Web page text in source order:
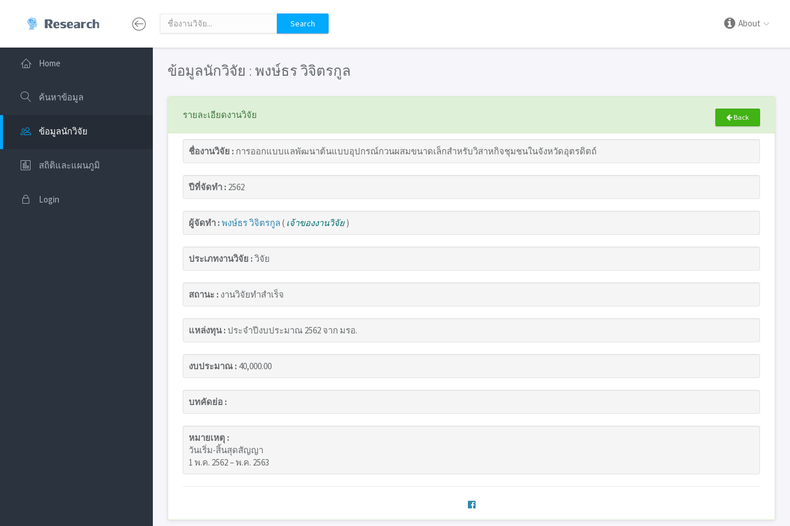
About
Home
ค้นหาข้อมูล
ข้อมูลนักวิจัย
สถิติและแผนภูมิ
Login
ข้อมูลนักวิจัย : พงษ์ธร วิจิตรกูล
รายละเอียดงานวิจัย Back
ชื่องานวิจัย : การออกแบบแลพัฒนาต้นแบบอุปกรณ์กวนผสมขนาดเล็กสำหรับวิสาหกิจชุมชนในจังหวัดอุตรดิตถ์
ปีที่จัดทำ : 2562
ผู้จัดทำ :พงษ์ธร วิจิตรกูล ( เจ้าของงานวิจัย)
ประเภทงานวิจัย :วิจัย
สถานะ : งานวิจัยทำสำเร็จ
แหล่งทุน :ประจำปีงบประมาณ 2562 จาก มรอ.
งบประมาณ : 40,000.00
บทคัดย่อ :
หมายเหตุ :
วันเริ่ม-สิ้นสุดสัญญา
1 พ.ค. 2562 – พ.ค. 2563